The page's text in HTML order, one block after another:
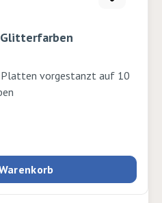
Glitterfarben
vorgestanzt auf 10